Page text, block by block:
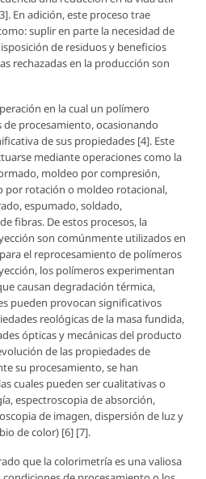
En adición, este proceso trae
suplir en parte la necesidad de
de residuos y beneficios
rechazadas en la producción son
en la cual un polímero
procesamiento, ocasionando
de sus propiedades [4]. Este
mediante operaciones como la
moldeo por compresión,
por rotación o moldeo rotacional,
espumado, soldado,
fibras. De estos procesos, la
son comúnmente utilizados en
el reprocesamiento de polímeros
los polímeros experimentan
causan degradación térmica,
pueden provocan significativos
reológicas de la masa fundida,
ópticas y mecánicas del producto
de las propiedades de
su procesamiento, se han
cuales pueden ser cualitativas o
espectroscopia de absorción,
de imagen, dispersión de luz y
de color) [6] [7].
que la colorimetría es una valiosa